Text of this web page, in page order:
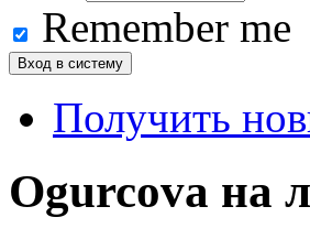
Remember me
Получить
Ogurcova на